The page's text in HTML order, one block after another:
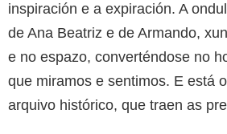
inspiración e a expiración. A
de Ana Beatriz e de Armando,
e no espazo, converténdose no
que miramos e sentimos. E está
arquivo histórico, que traen as